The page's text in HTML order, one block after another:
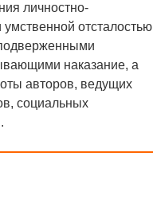
личностно-
отсталостью
наказание, а
авторов, ведущих
социальных